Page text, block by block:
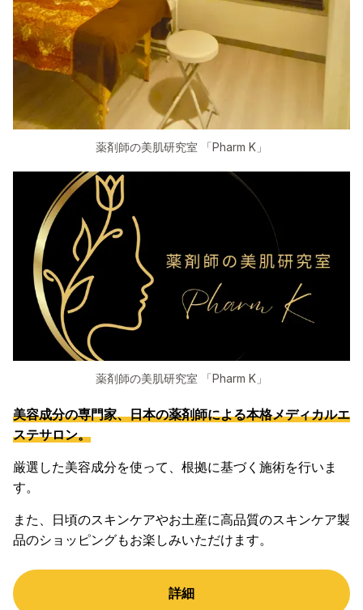
薬剤師の美肌研究室 「Pharm K」
薬剤師の美肌研究室 「Pharm K」
美容成分の専門家、日本の薬剤師による本格メディカルエ
ステサロン。
厳選した美容成分を使って、根拠に基づく施術を行いま
す。
また、日頃のスキンケアやお土産に高品質のスキンケア製
品のショッピングもお楽しみいただけます。
詳細